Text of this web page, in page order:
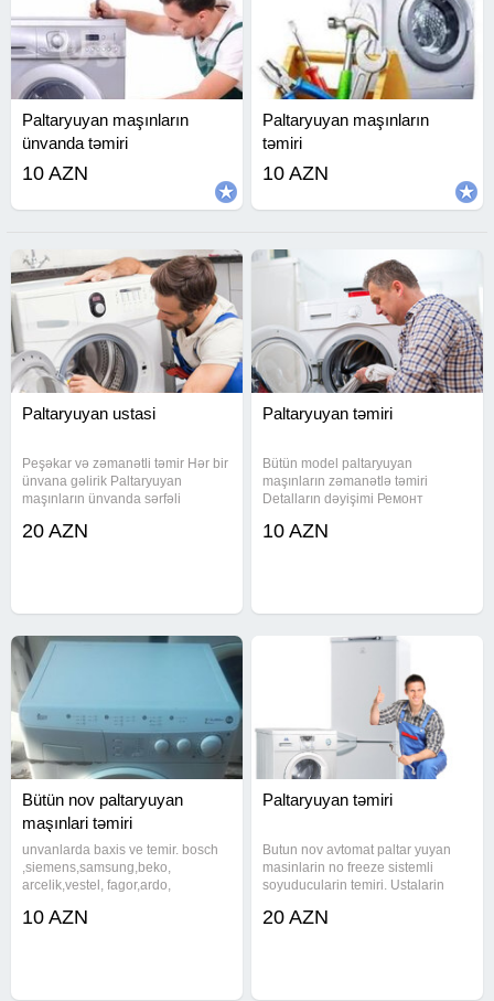
Paltaryuyan maşınların
ünvanda təmiri
10 AZN
Paltaryuyan maşınların
təmiri
10 AZN
Paltaryuyan ustasi
Peşəkar və zəmanətli təmir Hər bir
ünvana gəlirik Paltaryuyan
maşınların ünvanda sərfəli
Münasib qiymətlə paltaryuyanlarin
20 AZN
Paltaryuyan təmiri
Bütün model paltaryuyan
maşınların zəmanətlə təmiri
Detalların dəyişimi Ремонт
ремонт стиральных Ремонт
10 AZN
Bütün nov paltaryuyan
maşınlari təmiri
unvanlarda baxis ve temir. bosch
,siemens,samsung,beko,
arcelik,vestel, fagor,ardo,
blomberg,regal, supermax,evrolux,
10 AZN
Paltaryuyan təmiri
Butun nov avtomat paltar yuyan
masinlarin no freeze sistemli
soyuducularin temiri. Ustalarin
paltaryuyan mawinlarin elektron
20 AZN